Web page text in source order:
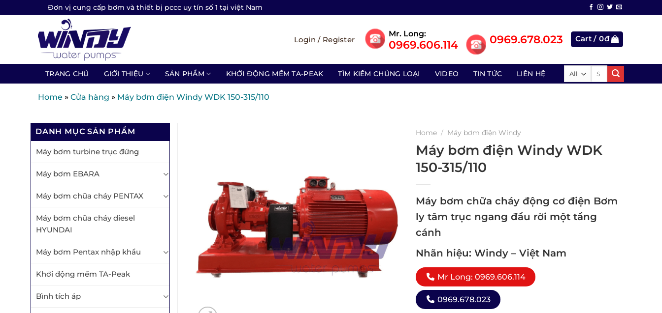
to
Đơn vị cung cấp bơm và thiết bị pccc uy tín số 1 tại việt Nam
Login / Register
Mr. Long:
0969.606.114 0969.678.023 Cart /0₫
TRANG CHỦ GIỚI THIỆU SẢN PHẨM KHỞI ĐỘNG MỀM TA-PEAK TÌM KIẾM CHỦNG LOẠI VIDEO TIN TỨC LIÊN HỆ
Home » Cửa hàng » Máy bơm điện Windy WDK 150-315/110
DANH MỤC SẢN PHẨM
Máy bơm turbine trục đứng
Máy bơm EBARA
Máy bơm chữa cháy PENTAX
Máy bơm chữa cháy diesel
HYUNDAI
Máy bơm Pentax nhập khẩu
Khởi động mềm TA-Peak
Bình tích áp
Home / Máy bơm điện Windy
Máy bơm điện Windy WDK
150-315/110
Máy bơm chữa cháy động cơ điện Bơm
ly tâm trục ngang đầu rời một tầng
cánh
Nhãn hiệu: Windy – Việt Nam
Mr Long: 0969.606.114
0969.678.023